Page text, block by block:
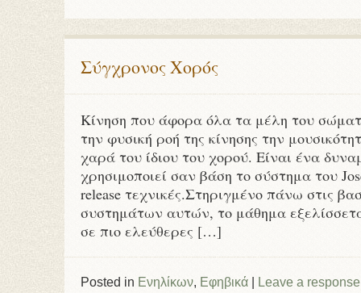
Σύγχρονος Χορός
Κίνηση που άφορα όλα τα μέλη του
την φυσική ροή της κίνησης την
χαρά του ίδιου του χορού. Είναι ένα
χρησιμοποιεί σαν βάση το σύστημα του
release τεχνικές.Στηριγμένο πάνω στις
συστημάτων αυτών, το μάθημα
σε πιο ελεύθερες […]
Posted in Ενηλίκων, Εφηβικά Leave a response